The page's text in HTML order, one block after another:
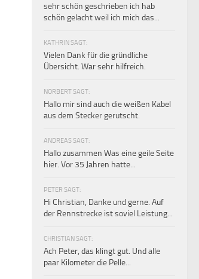
sehr schön geschrieben ich hab
schön gelacht weil ich mich das...
KATHRIN SAGT:
Vielen Dank für die gründliche
Übersicht. War sehr hilfreich.
NORBERT SAGT:
Hallo mir sind auch die weißen Kabel
aus dem Stecker gerutscht.
ANDREAS SAGT:
Hallo zusammen Was eine geile Seite
hier. Vor 35 Jahren hatte...
PETER SAGT:
Hi Christian, Danke und gerne. Auf
der Rennstrecke ist soviel Leistung...
CHRISTIAN SAGT:
Ach Peter, das klingt gut. Und alle
paar Kilometer die Pelle...